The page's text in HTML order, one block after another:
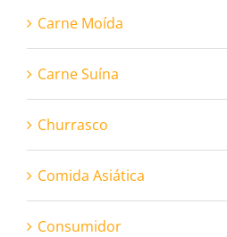
Carne Moída
Carne Suína
Churrasco
Comida Asiática
Consumidor